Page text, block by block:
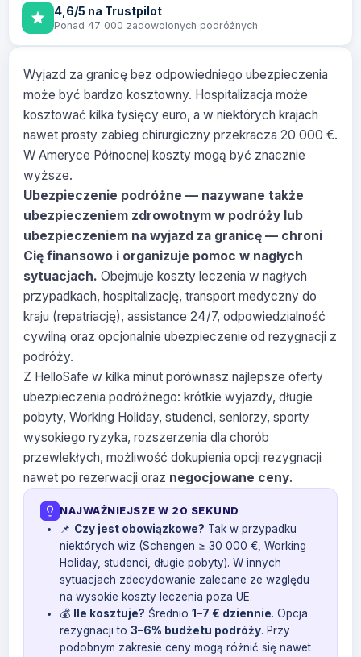
Wyjazd za granicę bez odpowiedniego ubezpieczenia
może być bardzo kosztowny. Hospitalizacja może
kosztować kilka tysięcy euro, a w niektórych krajach
nawet prosty zabieg chirurgiczny przekracza 20 000 €.
W Ameryce Północnej koszty mogą być znacznie
wyższe.
Ubezpieczenie podróżne — nazywane także
ubezpieczeniem zdrowotnym w podróży lub
ubezpieczeniem na wyjazd za granicę — chroni
Cię finansowo i organizuje pomoc w nagłych
sytuacjach. Obejmuje koszty leczenia w nagłych
przypadkach, hospitalizację, transport medyczny do
kraju (repatriację), assistance 24/7, odpowiedzialność
cywilną oraz opcjonalnie ubezpieczenie od rezygnacji z
podróży.
Z HelloSafe w kilka minut porównasz najlepsze oferty
ubezpieczenia podróżnego: krótkie wyjazdy, długie
pobyty, Working Holiday, studenci, seniorzy, sporty
wysokiego ryzyka, rozszerzenia dla chorób
przewlekłych, możliwość dokupienia opcji rezygnacji
nawet po rezerwacji oraz negocjowane ceny.
NAJWAŻNIEJSZE W 20 SEKUND
📌 Czy jest obowiązkowe? Tak w przypadku
niektórych wiz (Schengen ≥ 30 000 €, Working
Holiday, studenci, długie pobyty). W innych
sytuacjach zdecydowanie zalecane ze względu
na wysokie koszty leczenia poza UE.
💰
Ile kosztuje? Średnio 1–7 € dziennie. Opcja
rezygnacji to 3–6% budżetu podróży. Przy
podobnym zakresie ceny mogą różnić się nawet
4,6/5 na Trustpilot
Ponad 47 000 zadowolonych podróżnych